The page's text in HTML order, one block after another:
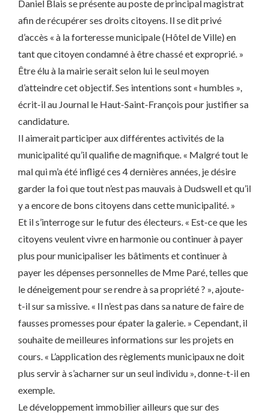
Daniel Blais se présente au poste de principal magistrat
afin de récupérer ses droits citoyens. Il se dit privé
d’accès « à la forteresse municipale (Hôtel de Ville) en
tant que citoyen condamné à être chassé et exproprié. »
Être élu à la mairie serait selon lui le seul moyen
d’atteindre cet objectif. Ses intentions sont « humbles »,
écrit-il au Journal le Haut-Saint-François pour justifier sa
candidature.
Il aimerait participer aux différentes activités de la
municipalité qu’il qualifie de magnifique. « Malgré tout le
mal qui m’a été infligé ces 4 dernières années, je désire
garder la foi que tout n’est pas mauvais à Dudswell et qu’il
y a encore de bons citoyens dans cette municipalité. »
Et il s’interroge sur le futur des électeurs. « Est-ce que les
citoyens veulent vivre en harmonie ou continuer à payer
plus pour municipaliser les bâtiments et continuer à
payer les dépenses personnelles de Mme Paré, telles que
le déneigement pour se rendre à sa propriété ? », ajoute-
t-il sur sa missive. « Il n’est pas dans sa nature de faire de
fausses promesses pour épater la galerie. » Cependant, il
souhaite de meilleures informations sur les projets en
cours. « L’application des règlements municipaux ne doit
plus servir à s’acharner sur un seul individu », donne-t-il en
exemple.
Le développement immobilier ailleurs que sur des